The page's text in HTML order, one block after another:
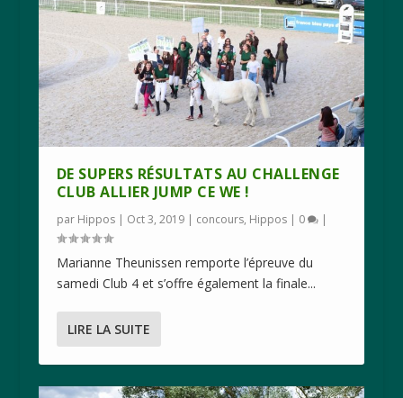
DE SUPERS RÉSULTATS AU CHALLENGE
CLUB ALLIER JUMP CE WE !
par Hippos| Oct 3, 2019| concours, Hippos| 0 |
Marianne Theunissen remporte l’épreuve du
samedi Club 4 et s’offre également la finale...
LIRE LA SUITE